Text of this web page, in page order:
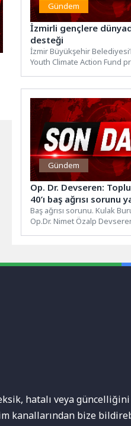
Gündem
İzmirli gençlere
desteği
İzmir Büyükşehir
Youth Climate Action Fund
Gündem
Op. Dr. Devseren:
40’ı baş ağrısı sorunu
Baş ağrısı sorunu. Kulak
Op.Dr. Nimet Özalp
hatalı veya
kanallarından bize